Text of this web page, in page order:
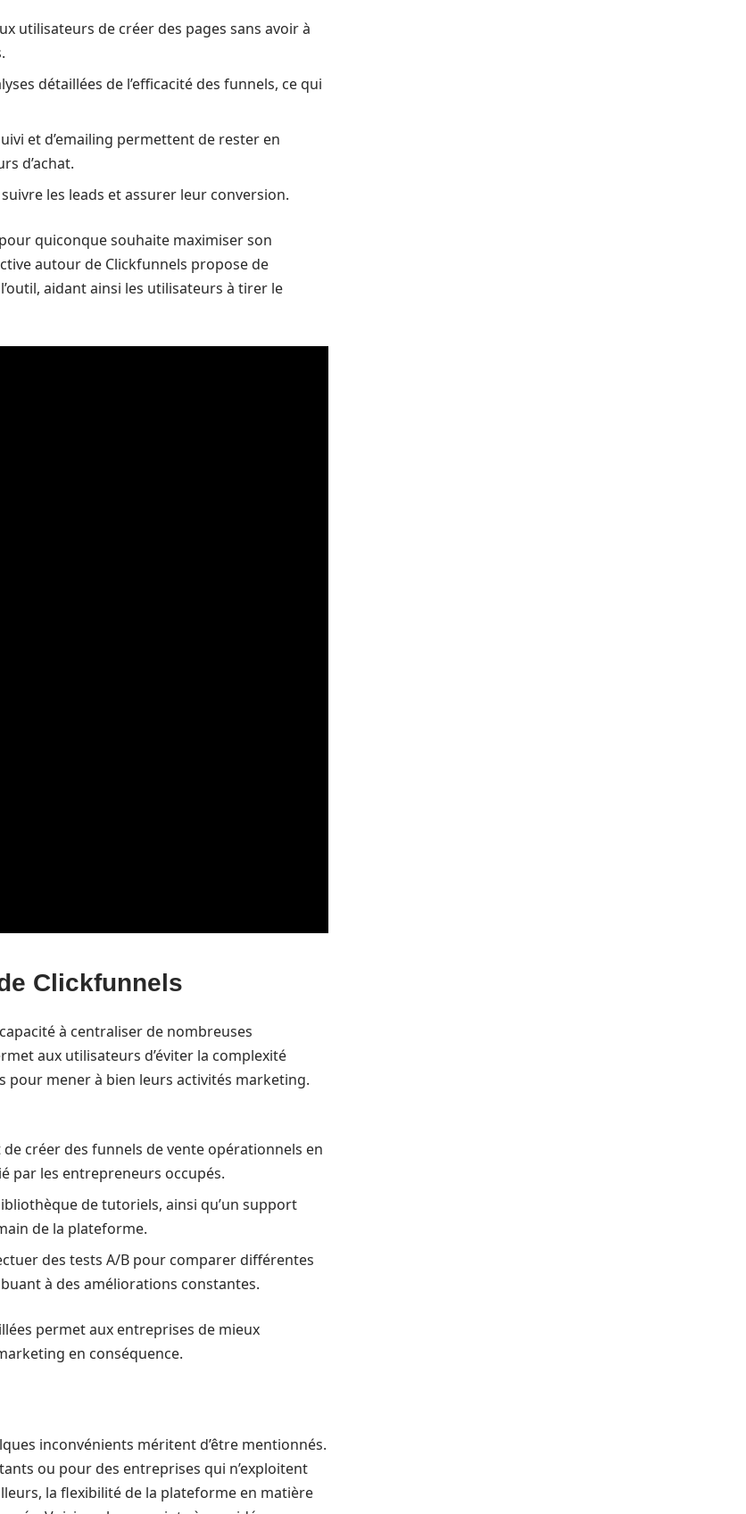
utilisateurs de créer des pages sans avoir à
détaillées de l’efficacité des funnels, ce qui
et d’emailing permettent de rester en
d’achat.
les leads et assurer leur conversion.
quiconque souhaite maximiser son
autour de Clickfunnels propose de
aidant ainsi les utilisateurs à tirer le
Clickfunnels
à centraliser de nombreuses
aux utilisateurs d’éviter la complexité
pour mener à bien leurs activités marketing.
créer des funnels de vente opérationnels en
par les entrepreneurs occupés.
de tutoriels, ainsi qu’un support
de la plateforme.
des tests A/B pour comparer différentes
à des améliorations constantes.
permet aux entreprises de mieux
en conséquence.
inconvénients méritent d’être mentionnés.
ou pour des entreprises qui n’exploitent
la flexibilité de la plateforme en matière